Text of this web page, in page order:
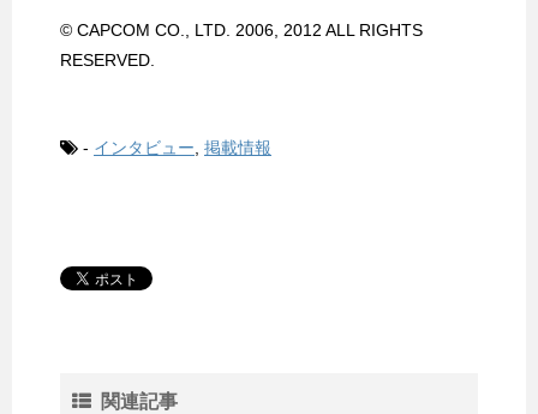
© CAPCOM CO., LTD. 2006, 2012 ALL RIGHTS
RESERVED.
- インタビュー, 掲載情報
関連記事